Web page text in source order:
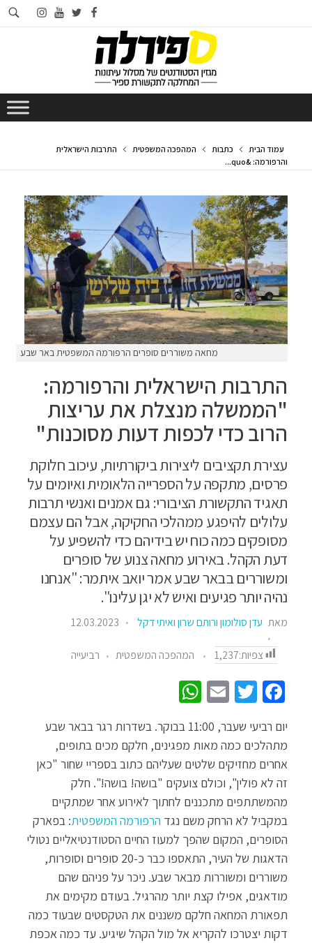
facebook
twitter
youtube
instagram
עמוד הבית כתבות המהפכה המשפטית
התרבות הישראלית
והרפורמה: &quo...
מחאה משוררים סופרים הרפורמה המשפטית באר שבע
התרבות הישראלית והרפורמה:
"הממשלה מנצלת את עריצות
הרוב כדי לכפות דעות מסוכנות"
עצירת תקציבים ליצירות ביקורתיות, עיכוב חלוקת
פרסים, מתקפה על הספרייה הלאומית ואיומים על
תאגיד התקשורת הציבורי: גם אמנים ואנשי תרבות
עלולים להיפגע ממהלכי החקיקה, אבל הם עצמם
מסופקים כמה כוח יש בידיהם כדי להשפיע על
דעת הקהל. באירוע מחאה צנוע של סופרים
ומשוררים בבאר שבע אמר יואב איתמר: "אנחנו
נהיה יותר פגיעים ואיש לא יגן עלינו".
מאת עדן סולומוןורותם שרוןואיתי דקל 12.03.2023
צפיות:1,237 המהפכה המשפטית רביעייה
Fa
b
o
o
k
T
tt
er
E
ail
at
sA
p
p
יום רביעי שעבר, 11:00 בבוקר. בשדרות רגר בבאר שבע
מתהלכים כמה מאות מפגינים, חלקם מכים בתופים,
אחרים מחזיקים שלטים שעליהם כתוב בספריי שחור "כאן
זה לא פולין", וכולם צועקים "בושה! בושה!". חלק
מהמשתתפים מתכננים לחתוך לאירוע אחר שמתקיים
במקביל לא הרחק משם נגד הרפורמה המשפטית: בפארק
הסופרים, המקום שהפך למעוז החיים הסטודנטיאליים נטולי
הדאגות של העיר, התאספו כבר כ-20 סופרים וסופרות,
משוררים ומשוררות מבאר שבע. ניכר על פניהם שהם
מודאגים, אפילו קצת יותר מהרגיל. בעודם מקימים את
תפאורת המחאה חלקם משננים את הטקסטים שבעוד כמה
דקות יצטרכו להקריא אל מול הקהל שיגיע. עד כמה אכפת